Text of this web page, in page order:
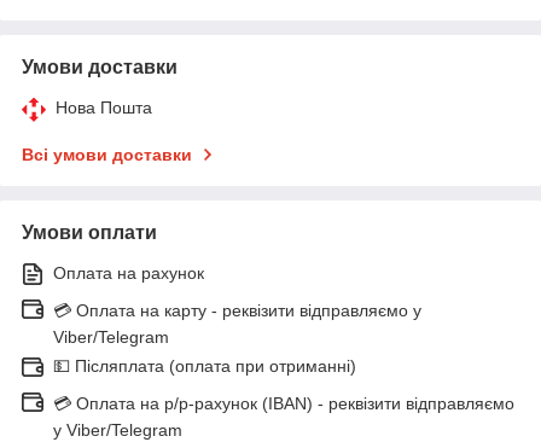
Умови доставки
Нова Пошта
Всі умови доставки
Умови оплати
Оплата на рахунок
💳 Оплата на карту - реквізити відправляємо у
Viber/Telegram
💵 Післяплата (оплата при отриманні)
💳 Оплата на р/р-рахунок (IBAN) - реквізити відправляємо
у Viber/Telegram